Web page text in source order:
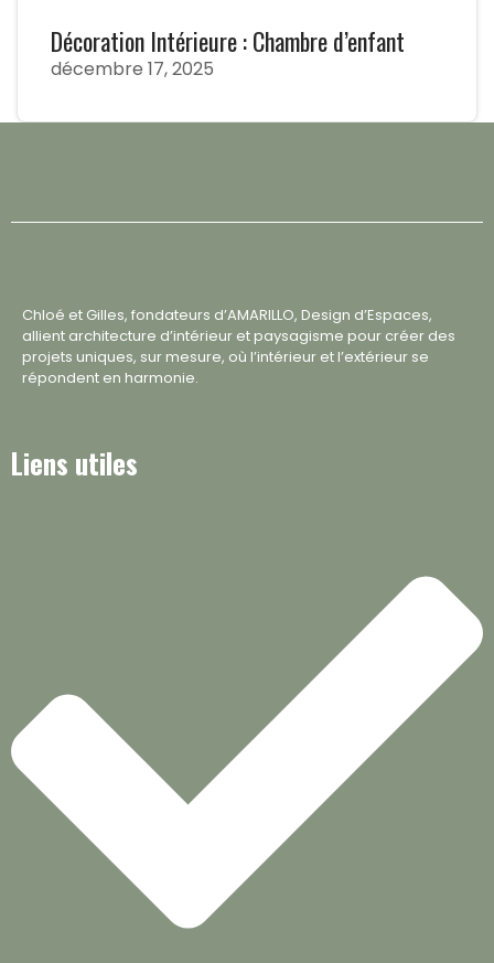
Décoration Intérieure : Chambre d’enfant
décembre 17, 2025
Chloé et Gilles, fondateurs d’AMARILLO, Design d’Espaces,
allient architecture d’intérieur et paysagisme pour créer des
projets uniques, sur mesure, où l’intérieur et l’extérieur se
répondent en harmonie.
Liens utiles